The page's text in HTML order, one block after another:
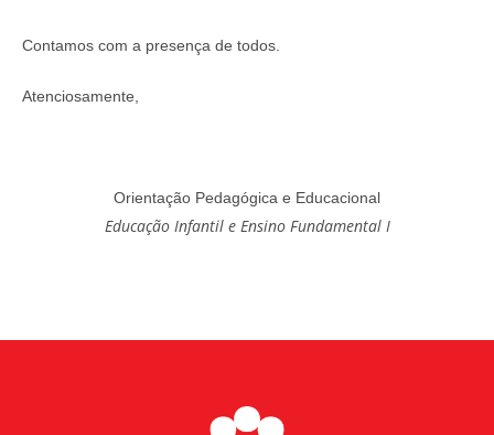
Contamos com a presença de todos.
Atenciosamente,
Orientação Pedagógica e Educacional
Educação Infantil e Ensino Fundamental I